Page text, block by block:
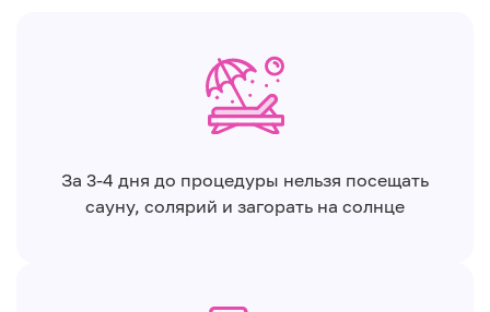
За 3-4 дня до процедуры нельзя посещать
сауну, солярий и загорать на солнце